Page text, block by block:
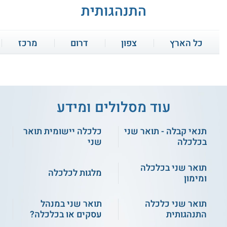
התנהגותית
תהליכי תפוצה
כלכלה במגזר הציבורי
ולמידה ממוחשבת
התנהגותית
כל הארץ צפון דרום מרכז
חיפה - תואר שני בכלכלה
התנהגותית
שירות אישי חינם
קורס ניהול פיננסי
עוד מסלולים ומידע
תנאי קבלה - תואר שני
בכלכלה
כלכלה יישומית תואר
שני
תואר שני בכלכלה
ומימון
מלגות לכלכלה
תואר שני כלכלה
התנהגותית
תואר שני במנהל
עסקים או בכלכלה?